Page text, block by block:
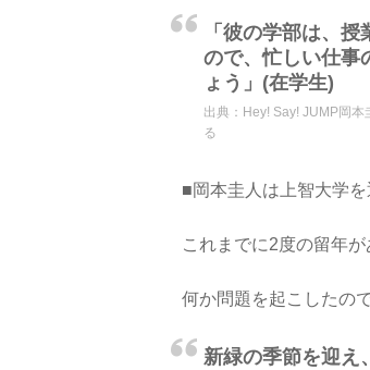
「彼の学部は、
ので、忙しい仕事
ょう」(在学生)
出典： Hey! Say! JUMP岡
る
■岡本圭人は上智大学を
これまでに2度の留年
何か問題を起こしたの
新緑の季節を迎え